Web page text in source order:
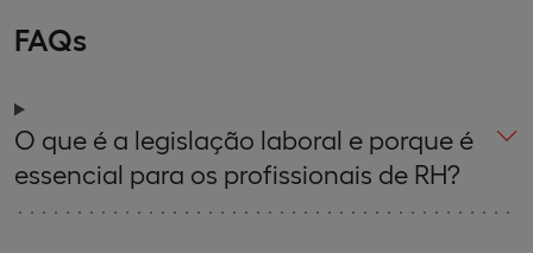
FAQs
O que é a legislação laboral e porque é
essencial para os profissionais de RH?